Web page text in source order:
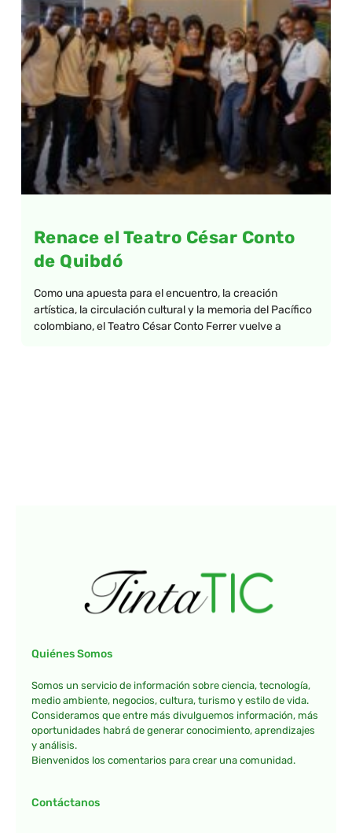
Renace el Teatro César Conto
de Quibdó
Como una apuesta para el encuentro, la creación
artística, la circulación cultural y la memoria del Pacífico
colombiano, el Teatro César Conto Ferrer vuelve a
Quiénes Somos
Somos un servicio de información sobre ciencia, tecnología,
medio ambiente, negocios, cultura, turismo y estilo de vida.
Consideramos que entre más divulguemos información, más
oportunidades habrá de generar conocimiento, aprendizajes
y análisis.
Bienvenidos los comentarios para crear una comunidad.
Contáctanos